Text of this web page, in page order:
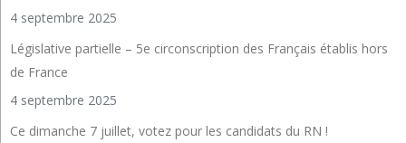
4 septembre 2025
Législative partielle – 5e circonscription des Français établis hors
de France
4 septembre 2025
Ce dimanche 7 juillet, votez pour les candidats du RN !